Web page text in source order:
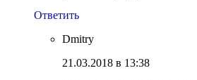
Ответить
Dmitry
21.03.2018 в 13:38